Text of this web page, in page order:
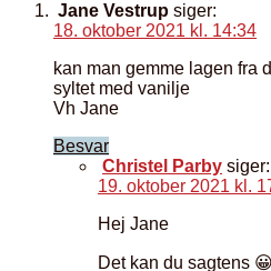
Jane Vestrup siger:
18. oktober 2021 kl. 14:34
kan man gemme lagen fra
syltet med vanilje
Vh Jane
Besvar
Christel Parby siger:
19. oktober 2021 kl.
Hej Jane
Det kan du sagtens 😀